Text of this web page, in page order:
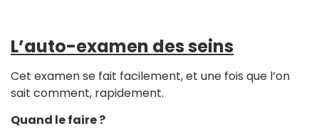
L’auto-examen des seins
Cet examen se fait facilement, et une fois que l’on
sait comment, rapidement.
Quand le faire ?